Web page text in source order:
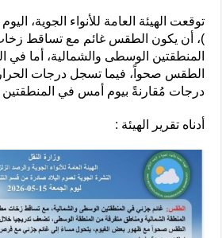
)، أن يكون الطقس غائم مع تساقط
المنطقتين الوسطى والشمالية، أما في
الطقس صحواً، فيما تسجل درجات
درجات مُقارنةً بيوم أمس في المنطقتين
أدناه تقرير الهيئة :